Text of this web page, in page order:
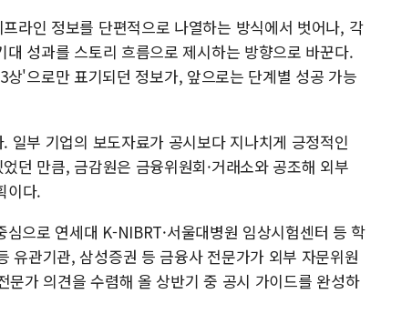
라인 정보를 단편적으로 나열하는 방식에서 벗어나, 각
대 성과를 스토리 흐름으로 제시하는 방향으로 바꾼다.
'으로만 표기되던 정보가, 앞으로는 단계별 성공 가능
일부 기업의 보도자료가 공시보다 지나치게 긍정적인
던 만큼, 금감원은 금융위원회·거래소와 공조해 외부
이다.
으로 연세대 K-NIBRT·서울대병원 임상시험센터 등 학
유관기관, 삼성증권 등 금융사 전문가가 외부 자문위원
문가 의견을 수렴해 올 상반기 중 공시 가이드를 완성하